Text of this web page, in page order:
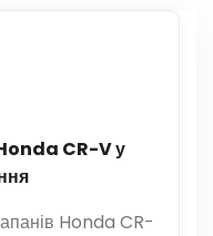
CR-V у
Honda CR-